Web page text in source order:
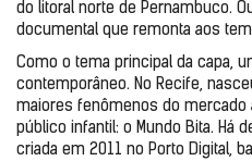
do litoral norte de Pernambuco.
documental que remonta aos
Como o tema principal da capa,
contemporâneo. No Recife,
maiores fenômenos do mercado
público infantil: o Mundo Bita. Há
criada em 2011 no Porto Digital,